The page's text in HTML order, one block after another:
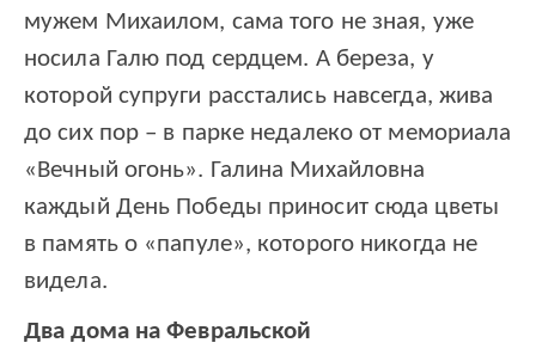
мужем Михаилом, сама того не зная, уже
носила Галю под сердцем. А береза, у
которой супруги расстались навсегда, жива
до сих пор – в парке недалеко от мемориала
«Вечный огонь». Галина Михайловна
каждый День Победы приносит сюда цветы
в память о «папуле», которого никогда не
видела.
Два дома на Февральской